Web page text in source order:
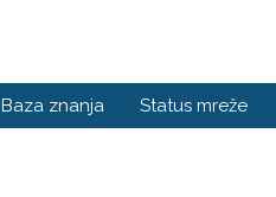
Baza znanja Status mreže